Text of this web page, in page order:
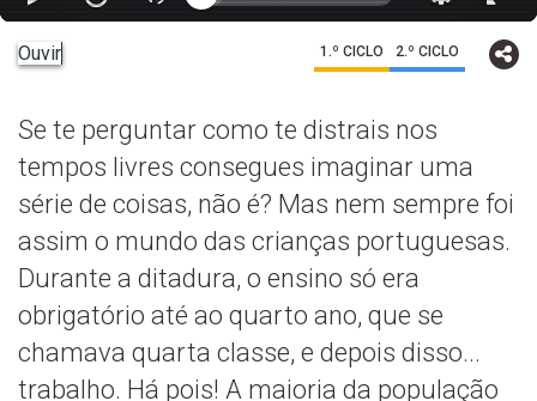
Ouvir 1.º CICLO 2.º CICLO
Se te perguntar como te distrais nos
tempos livres consegues imaginar uma
série de coisas, não é? Mas nem sempre foi
assim o mundo das crianças portuguesas.
Durante a ditadura, o ensino só era
obrigatório até ao quarto ano, que se
chamava quarta classe, e depois disso...
trabalho. Há pois! A maioria da população